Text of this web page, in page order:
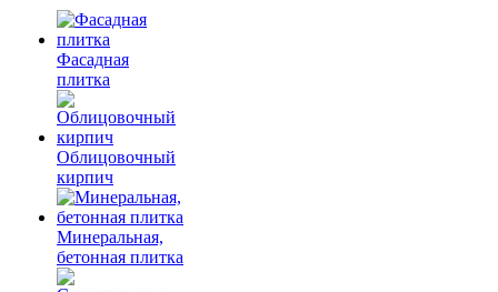
Фасадная
плитка
Облицовочный
кирпич
Минеральная,
бетонная плитка